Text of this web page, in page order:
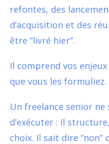
refontes, des
d’acquisition et des
être “livré hier”.
Il comprend vos
que vous les formuliez.
Un freelance senior
d’exécuter : il
choix. Il sait dire “non”